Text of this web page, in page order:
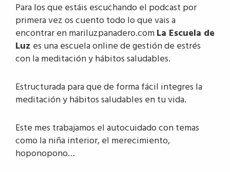
Para los que estáis escuchando el podcast por
primera vez os cuento todo lo que vais a
encontrar en mariluzpanadero.comLa Escuela de
Luz es una escuela online de gestión de estrés
con la meditación y hábitos saludables.
Estructurada para que de forma fácil integres la
meditación y hábitos saludables en tu vida.
Este mes trabajamos el autocuidado con temas
como la niña interior, el merecimiento,
hoponopono…